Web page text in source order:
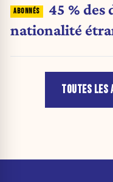
45 % des
nationalité
TOUTES LES